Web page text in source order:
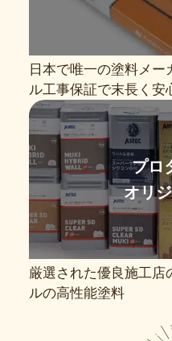
日本で唯一の塗料メ
ル工事保証で末長く安
プロ
オリ
厳選された優良施工店
ルの高性能塗料